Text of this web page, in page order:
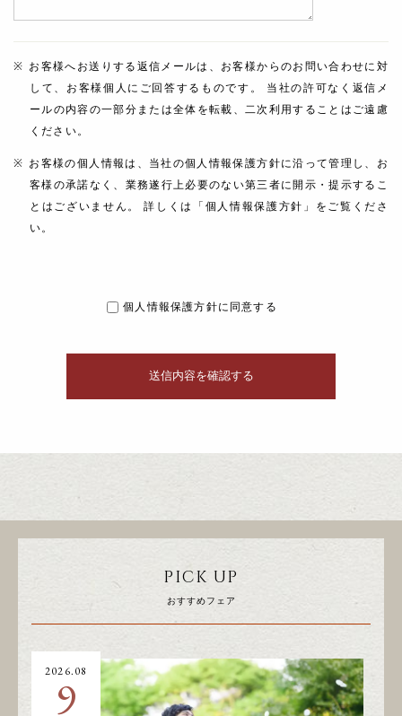
お客様へお送りする返信メールは、お客様からのお問い合わせに対
して、お客様個人にご回答するものです。 当社の許可なく返信メ
ールの内容の一部分または全体を転載、二次利用することはご遠慮
ください。
お客様の個人情報は、当社の個人情報保護方針に沿って管理し、お
客様の承諾なく、業務遂行上必要のない第三者に開示・提示するこ
とはございません。 詳しくは「個人情報保護方針」をご覧くださ
い。
個人情報保護方針に同意する
PICK UP
おすすめフェア
2026.08
9